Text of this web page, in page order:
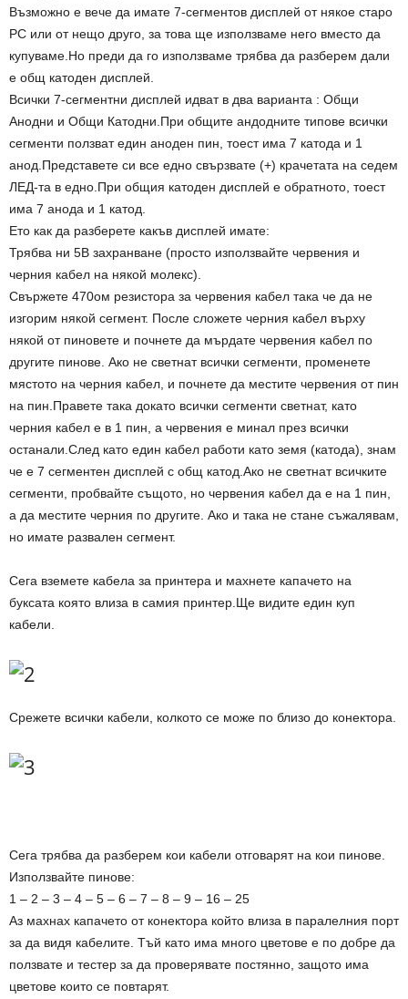
Възможно е вече да имате 7-сегментов дисплей от някое старо
РС или от нещо друго, за това ще използваме него вместо да
купуваме.Но преди да го използваме трябва да разберем дали
е общ катоден дисплей.
Всички 7-сегментни дисплей идват в два варианта : Общи
Анодни и Общи Катодни.При общите андодните типове всички
сегменти ползват един аноден пин, тоест има 7 катода и 1
анод.Представете си все едно свързвате (+) крачетата на седем
ЛЕД-та в едно.При общия катоден дисплей е обратното, тоест
има 7 анода и 1 катод.
Ето как да разберете какъв дисплей имате:
Трябва ни 5В захранване (просто използвайте червения и
черния кабел на някой молекс).
Свържете 470ом резистора за червения кабел така че да не
изгорим някой сегмент. После сложете черния кабел върху
някой от пиновете и почнете да мърдате червения кабел по
другите пинове. Ако не светнат всички сегменти, променете
мястото на черния кабел, и почнете да местите червения от пин
на пин.Правете така докато всички сегменти светнат, като
черния кабел е в 1 пин, а червения е минал през всички
останали.След като един кабел работи като земя (катода), знам
че е 7 сегментен дисплей с общ катод.Ако не светнат всичките
сегменти, пробвайте същото, но червения кабел да е на 1 пин,
а да местите черния по другите. Ако и така не стане съжалявам,
но имате развален сегмент.
Сега вземете кабела за принтера и махнете капачето на
буксата която влиза в самия принтер.Ще видите един куп
кабели.
Срежете всички кабели, колкото се може по близо до конектора.
Сега трябва да разберем кои кабели отговарят на кои пинове.
Използвайте пинове:
1 – 2 – 3 – 4 – 5 – 6 – 7 – 8 – 9 – 16 – 25
Аз махнах капачето от конектора който влиза в паралелния порт
за да видя кабелите. Тъй като има много цветове е по добре да
ползвате и тестер за да проверявате постянно, защото има
цветове които се повтарят.